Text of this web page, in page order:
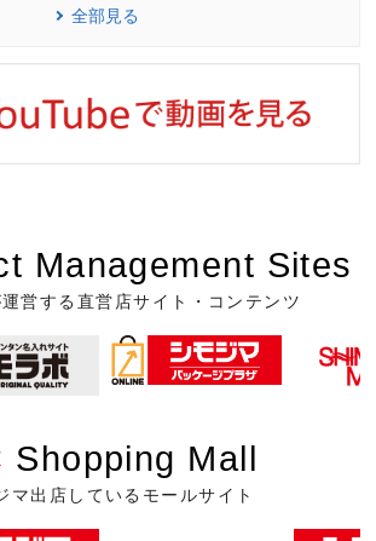
全部見る
Management Sites
営する直営店サイト・コンテンツ
Shopping Mall
マ出店しているモールサイト